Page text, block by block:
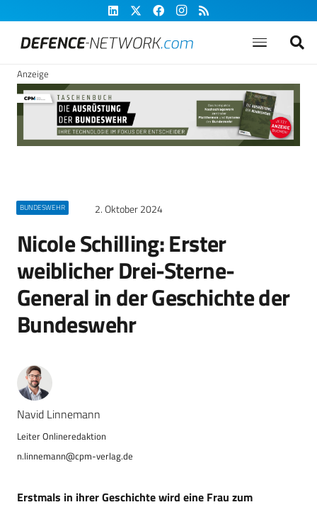
Anzeige
BUNDESWEHR 2. Oktober 2024
Nicole Schilling: Erster
weiblicher Drei-Sterne-
General in der Geschichte der
Bundeswehr
Navid Linnemann
n.linnemann@cpm-verlag.de
Erstmals in ihrer Geschichte wird eine Frau zum